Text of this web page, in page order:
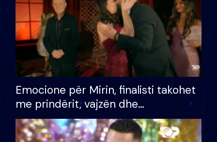
Emocione për Mirin, finalisti takohet
me prindërit, vajzën dhe
bashkëshorten: S’kemi ndonjë letër
divorci apo jo?